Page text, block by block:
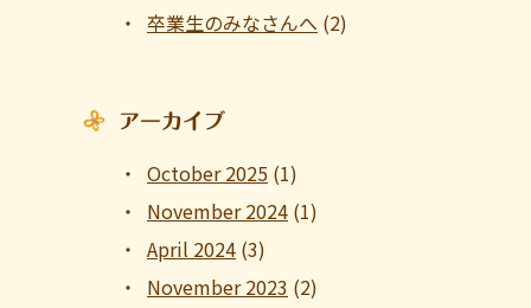
卒業生のみなさんへ (2)
アーカイブ
October 2025 (1)
November 2024 (1)
April 2024 (3)
November 2023 (2)